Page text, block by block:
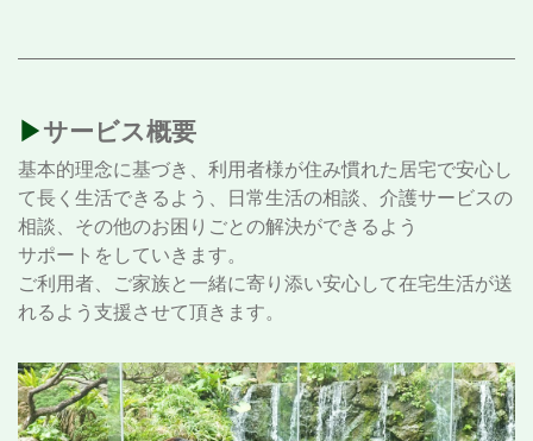
▶︎サービス概要
基本的理念に基づき、利用者様が住み慣れた居宅で安心し
て長く生活できるよう、日常生活の相談、介護サービスの
相談、その他のお困りごとの解決ができるよう
サポートをしていきます。
ご利用者、ご家族と一緒に寄り添い安心して在宅生活が送
れるよう支援させて頂きます。